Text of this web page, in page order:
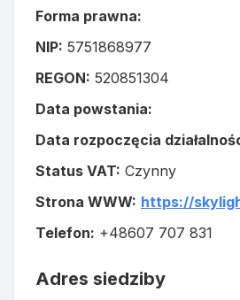
Forma prawna:
NIP: 5751868977
REGON: 520851304
Data powstania:
Data rozpoczęcia
Status VAT: Czynny
Strona WWW: https://
Telefon: +48607 707 831
Adres siedziby